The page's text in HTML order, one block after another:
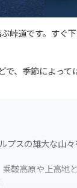
峠道です。すぐ
、季節によっ
スの雄大な山々
鞍高原や上高地